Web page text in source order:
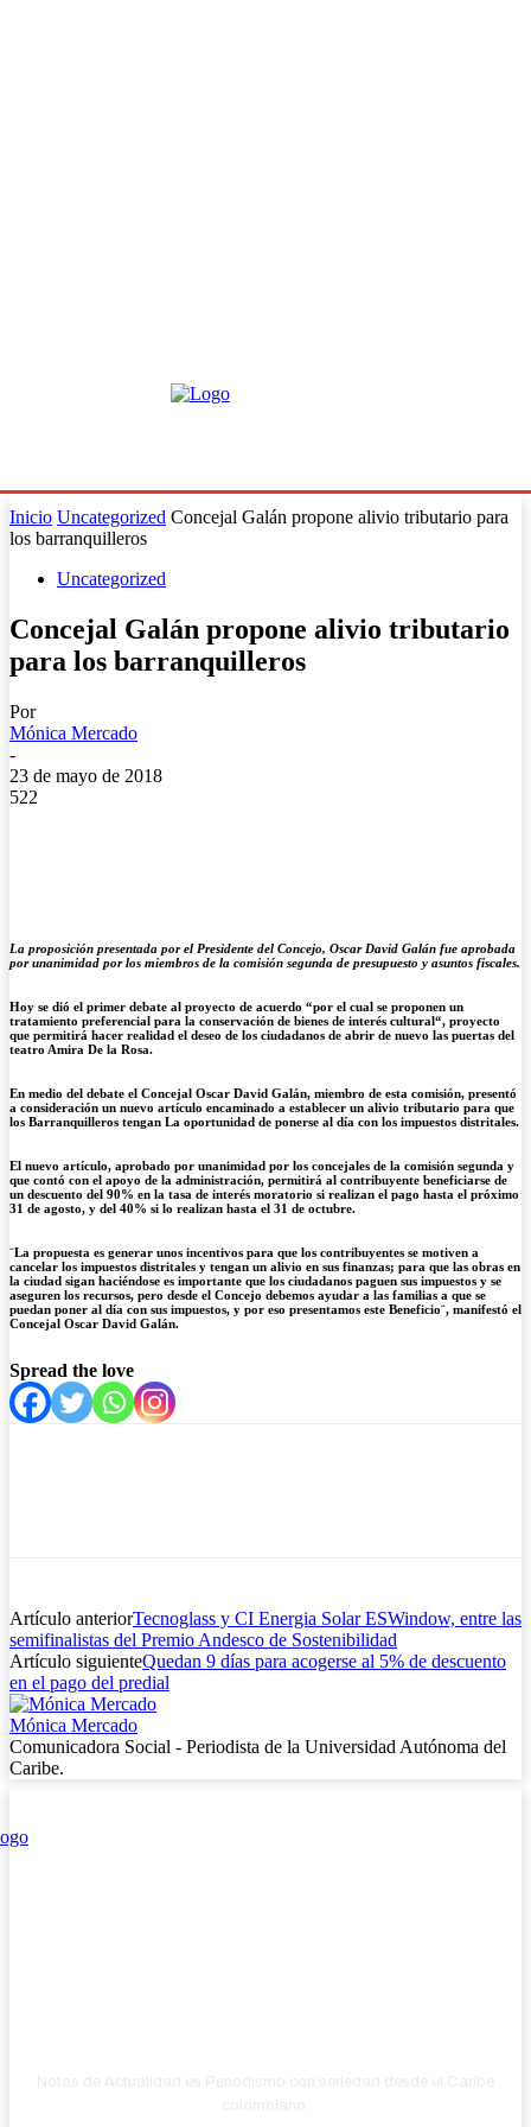
Inicio Uncategorized Concejal Galán propone alivio tributario para
los barranquilleros
Uncategorized
Concejal Galán propone alivio tributario
para los barranquilleros
Por
Mónica Mercado
-
23 de mayo de 2018
522
La proposición presentada por el Presidente del Concejo, Oscar David Galán fue aprobada
por unanimidad por los miembros de la comisión segunda de presupuesto y asuntos fiscales.
Hoy se dió el primer debate al proyecto de acuerdo “por el cual se proponen un
tratamiento preferencial para la conservación de bienes de interés cultural“, proyecto
que permitirá hacer realidad el deseo de los ciudadanos de abrir de nuevo las puertas del
teatro Amira De la Rosa.
En medio del debate el Concejal Oscar David Galán, miembro de esta comisión, presentó
a consideración un nuevo artículo encaminado a establecer un alivio tributario para que
los Barranquilleros tengan La oportunidad de ponerse al día con los impuestos distritales.
El nuevo artículo, aprobado por unanimidad por los concejales de la comisión segunda y
que contó con el apoyo de la administración, permitirá al contribuyente beneficiarse de
un descuento del 90% en la tasa de interés moratorio si realizan el pago hasta el próximo
31 de agosto, y del 40% si lo realizan hasta el 31 de octubre.
¨La propuesta es generar unos incentivos para que los contribuyentes se motiven a
cancelar los impuestos distritales y tengan un alivio en sus finanzas; para que las obras en
la ciudad sigan haciéndose es importante que los ciudadanos paguen sus impuestos y se
aseguren los recursos, pero desde el Concejo debemos ayudar a las familias a que se
puedan poner al día con sus impuestos, y por eso presentamos este Beneficio¨, manifestó el
Concejal Oscar David Galán.
Spread the love
Artículo anteriorTecnoglass y CI Energia Solar ESWindow, entre las
semifinalistas del Premio Andesco de Sostenibilidad
Artículo siguienteQuedan 9 días para acogerse al 5% de descuento
en el pago del predial
Mónica Mercado
Comunicadora Social - Periodista de la Universidad Autónoma del
Caribe.